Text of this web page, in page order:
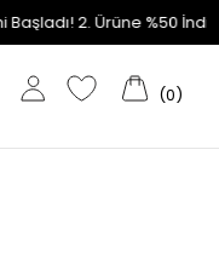
İndirim Fırsatını
(0)